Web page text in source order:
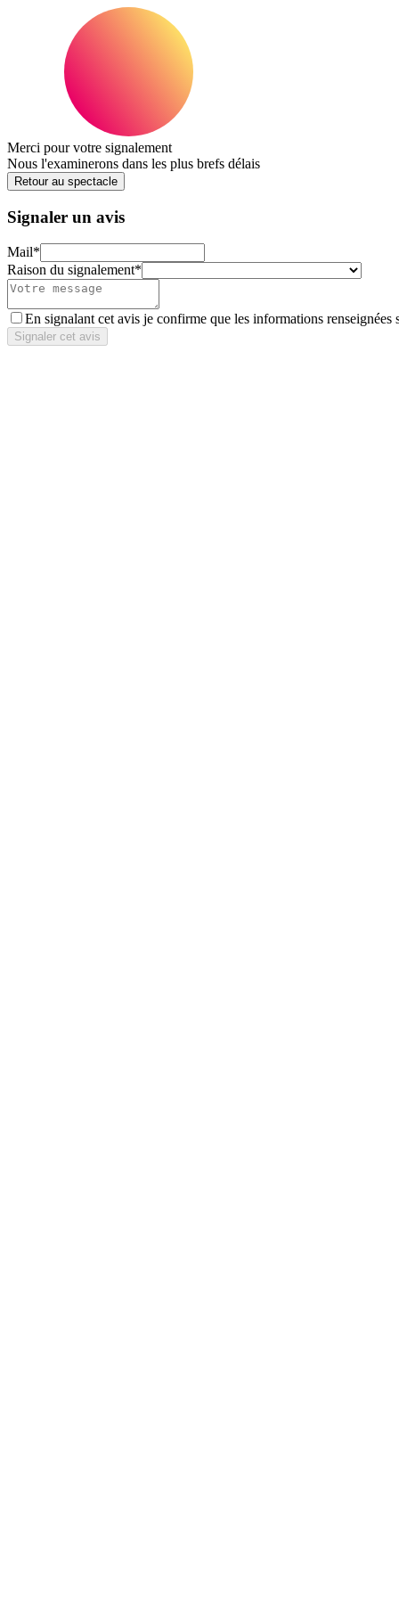
Merci pour votre signalement
Nous l'examinerons dans les plus brefs délais
Retour au spectacle
Signaler un avis
Mail*
Raison du signalement*
En signalant cet avis je confirme que les informations renseignées
Signaler cet avis